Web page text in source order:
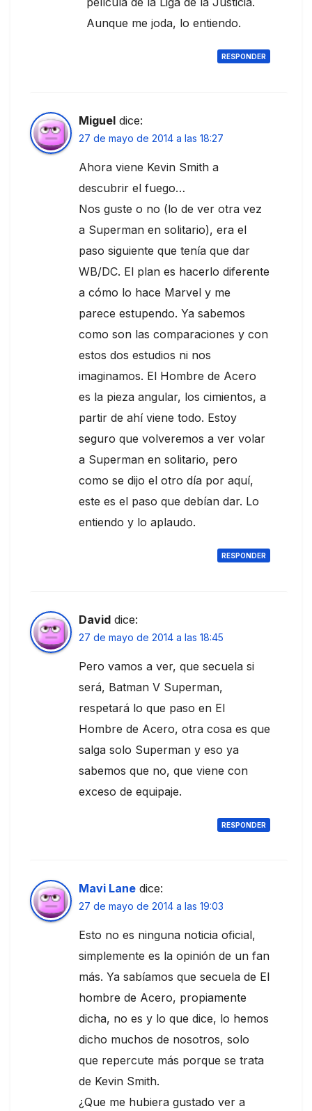
Aunque me joda, lo entiendo.
RESPONDER
Miguel dice:
27 de mayo de 2014 a las 18:27
Ahora viene Kevin Smith a
descubrir el fuego…
Nos guste o no (lo de ver otra vez
a Superman en solitario), era el
paso siguiente que tenía que dar
WB/DC. El plan es hacerlo diferente
a cómo lo hace Marvel y me
parece estupendo. Ya sabemos
como son las comparaciones y con
estos dos estudios ni nos
imaginamos. El Hombre de Acero
es la pieza angular, los cimientos, a
partir de ahí viene todo. Estoy
seguro que volveremos a ver volar
a Superman en solitario, pero
como se dijo el otro día por aquí,
este es el paso que debían dar. Lo
entiendo y lo aplaudo.
RESPONDER
David dice:
27 de mayo de 2014 a las 18:45
Pero vamos a ver, que secuela si
será, Batman V Superman,
respetará lo que paso en El
Hombre de Acero, otra cosa es que
salga solo Superman y eso ya
sabemos que no, que viene con
exceso de equipaje.
RESPONDER
Mavi Lane dice:
27 de mayo de 2014 a las 19:03
Esto no es ninguna noticia oficial,
simplemente es la opinión de un fan
más. Ya sabíamos que secuela de El
hombre de Acero, propiamente
dicha, no es y lo que dice, lo hemos
dicho muchos de nosotros, solo
que repercute más porque se trata
de Kevin Smith.
¿Que me hubiera gustado ver a